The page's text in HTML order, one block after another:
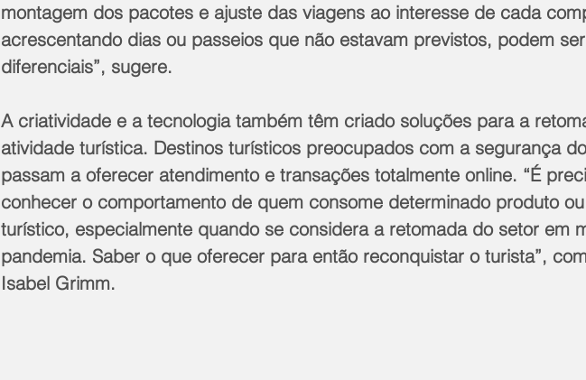
montagem dos pacotes e ajuste das viagens ao interesse de cada
acrescentando dias ou passeios que não estavam previstos, podem ser
diferenciais”, sugere.
A criatividade e a tecnologia também têm criado soluções para a
atividade turística. Destinos turísticos preocupados com a segurança
passam a oferecer atendimento e transações totalmente online. “É
conhecer o comportamento de quem consome determinado produto
turístico, especialmente quando se considera a retomada do setor em
pandemia. Saber o que oferecer para então reconquistar o turista”,
Isabel Grimm.